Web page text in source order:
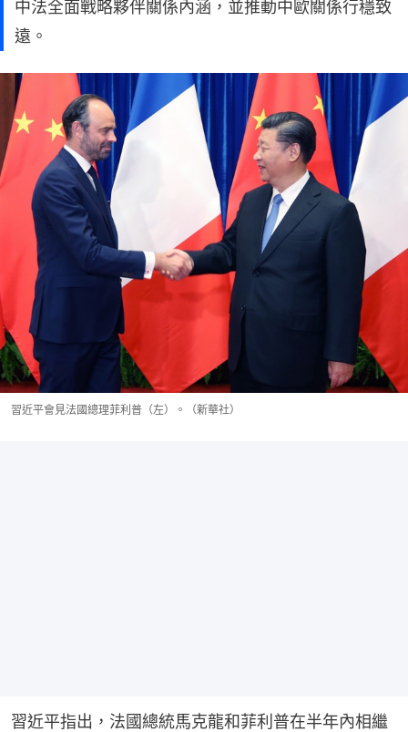
中法全面戰略夥伴關係內涵，並推動中歐關係行穩致
遠。
習近平會見法國總理菲利普（左）。（新華社）
習近平指出，法國總統馬克龍和菲利普在半年內相繼